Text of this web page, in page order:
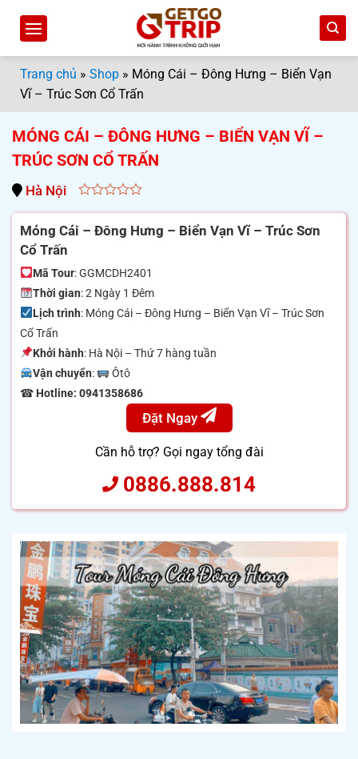
dungTrang chủ » Shop » Móng Cái – Đông Hưng – Biển Vạn
Vĩ – Trúc Sơn Cổ Trấn
MÓNG CÁI – ĐÔNG HƯNG – BIỂN VẠN VĨ –
TRÚC SƠN CỔ TRẤN
Hà Nội
0
of
Móng Cái – Đông Hưng – Biển Vạn Vĩ – Trúc Sơn
Cổ Trấn
Mã Tour: GGMCDH2401
Thời gian: 2 Ngày 1 Đêm
Lịch trình: Móng Cái – Đông Hưng – Biển Vạn Vĩ – Trúc Sơn
Cổ Trấn
Khởi hành: Hà Nội – Thứ 7 hàng tuần
Vận chuyển:
Ôtô
☎ Hotline: 0941358686
Đặt Ngay
Cần hỗ trợ? Gọi ngay tổng đài
0886.888.814